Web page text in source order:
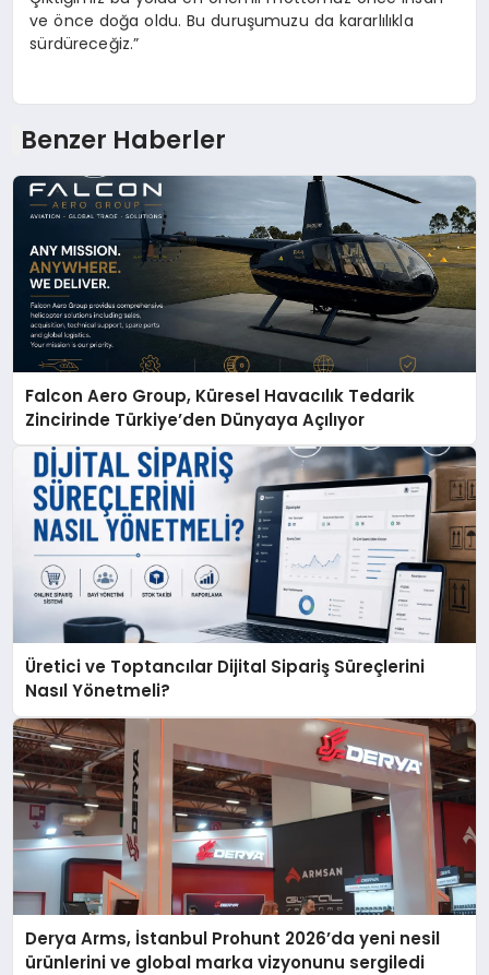
ve önce doğa oldu. Bu duruşumuzu da kararlılıkla
sürdüreceğiz.”
Benzer Haberler
Falcon Aero Group, Küresel Havacılık Tedarik
Zincirinde Türkiye’den Dünyaya Açılıyor
Üretici ve Toptancılar Dijital Sipariş Süreçlerini
Nasıl Yönetmeli?
Derya Arms, İstanbul Prohunt 2026’da yeni nesil
ürünlerini ve global marka vizyonunu sergiledi